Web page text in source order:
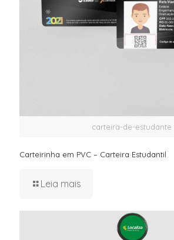
carteira-de-estudante
Carteirinha em PVC – Carteira Estudantil
Leia mais